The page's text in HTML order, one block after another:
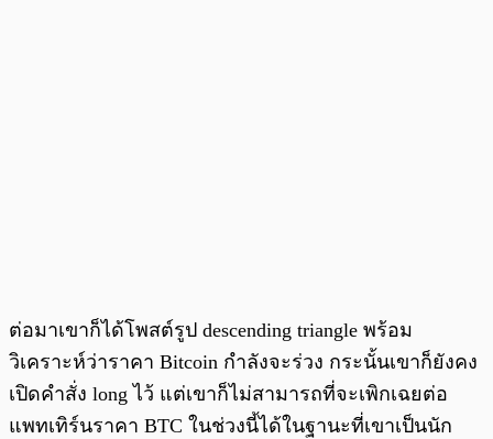
ต่อมาเขาก็ได้โพสต์รูป descending triangle พร้อม
วิเคราะห์ว่าราคา Bitcoin กำลังจะร่วง กระนั้นเขาก็ยังคง
เปิดคำสั่ง long ไว้ แต่เขาก็ไม่สามารถที่จะเพิกเฉยต่อ
แพทเทิร์นราคา BTC ในช่วงนี้ได้ในฐานะที่เขาเป็นนัก